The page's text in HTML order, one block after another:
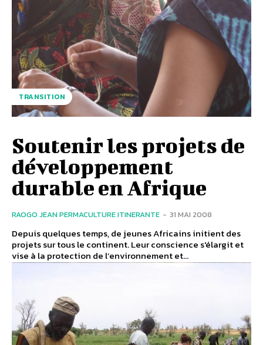
TRANSITION
Soutenir les projets de
développement
durable en Afrique
RAOGO JEAN PERMACULTURE ITINERANTE - 31 MAI 2008
Depuis quelques temps, de jeunes Africains initient des
projets sur tous le continent. Leur conscience s'élargit et
vise à la protection de l’environnement et...